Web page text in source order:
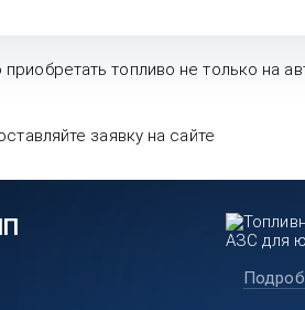
топливо не только на
заявку на сайте